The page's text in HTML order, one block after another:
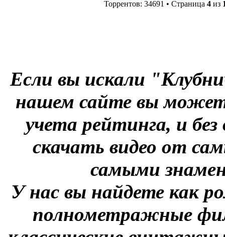
Торрентов: 34691 • Страница 4 из
Если вы искали
нашем сайте вы
учета рейтинга, и
скачать видео от
самыми
У нас вы найдете как
полнометражные